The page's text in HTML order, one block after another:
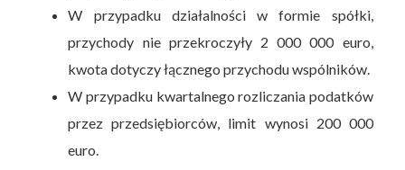
W przypadku działalności w formie spółki,
przychody nie przekroczyły 2 000 000 euro,
kwota dotyczy łącznego przychodu wspólników.
W przypadku kwartalnego rozliczania podatków
przez przedsiębiorców, limit wynosi 200 000
euro.